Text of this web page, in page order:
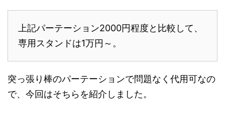
上記パーテーション2000円程度と比較して、
専用スタンドは1万円～。
突っ張り棒のパーテーションで問題なく代用可なの
で、今回はそちらを紹介しました。